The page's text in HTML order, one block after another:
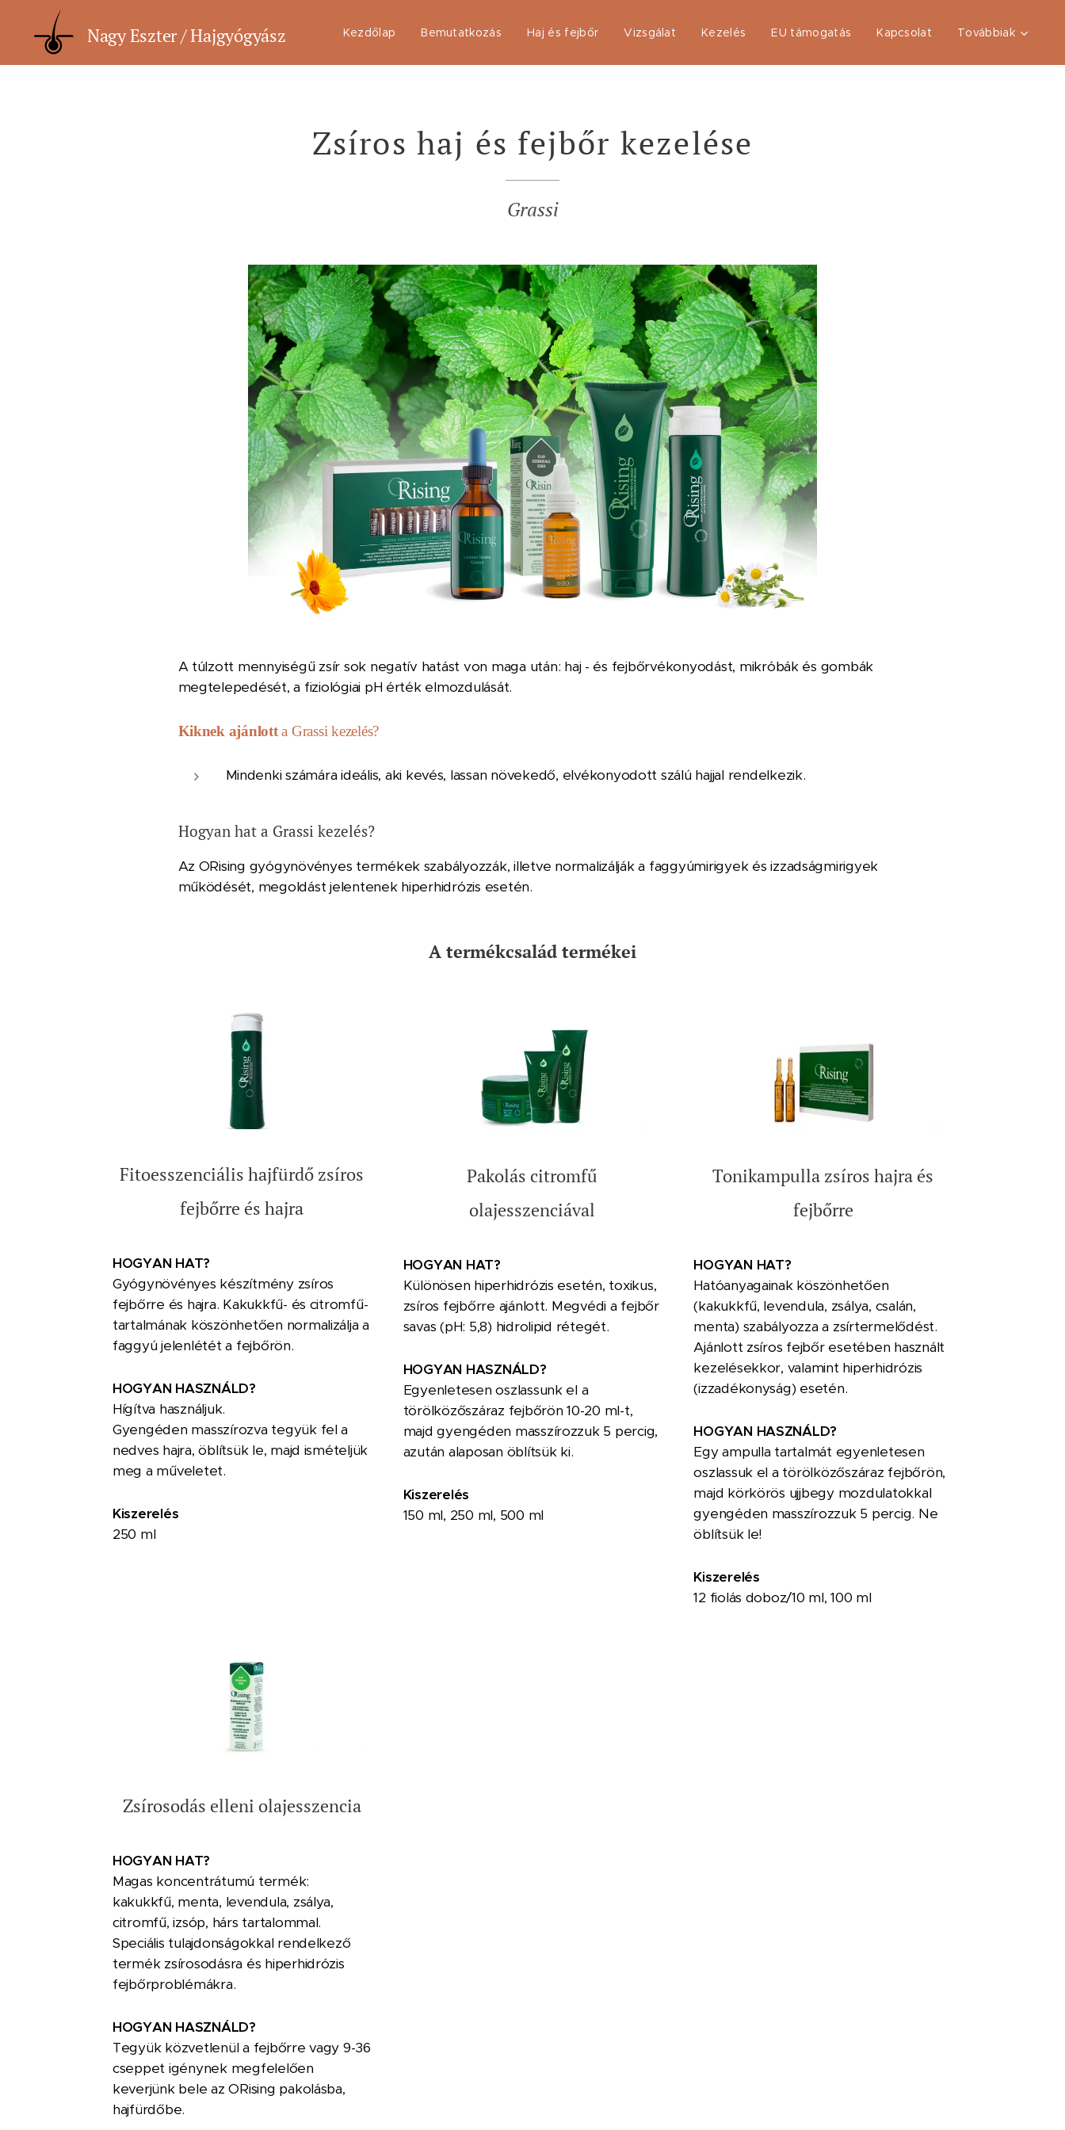
Nagy Eszter / Hajgyógyász Kezdőlap Bemutatkozás Haj és fejbőr Vizsgálat Kezelés EU támogatás Kapcsolat Továbbiak
Zsíros haj és fejbőr kezelése
Grassi
A túlzott mennyiségű zsír sok negatív hatást von maga után: haj - és fejbőrvékonyodást, mikróbák és gombák
megtelepedését, a fiziológiai pH érték elmozdulását.
Kiknek ajánlotta Grassi kezelés?
Mindenki számára ideális, aki kevés, lassan növekedő, elvékonyodott szálú hajjal rendelkezik.
Hogyan hat a Grassi kezelés?
Az ORising gyógynövényes termékek szabályozzák, illetve normalizálják a faggyúmirigyek és izzadságmirigyek
működését, megoldást jelentenek hiperhidrózis esetén.
A termékcsalád termékei
Fitoesszenciális hajfürdő zsíros
fejbőrre és hajra
HOGYAN HAT?
Gyógynövényes készítmény zsíros
fejbőrre és hajra. Kakukkfű- és citromfű-
tartalmának köszönhetően normalizálja a
faggyú jelenlétét a fejbőrön.
HOGYAN HASZNÁLD?
Hígítva használjuk.
Gyengéden masszírozva tegyük fel a
nedves hajra, öblítsük le, majd ismételjük
meg a műveletet.
Kiszerelés
250 ml
Pakolás citromfű
olajesszenciával
HOGYAN HAT?
Különösen hiperhidrózis esetén, toxikus,
zsíros fejbőrre ajánlott. Megvédi a fejbőr
savas (pH: 5,8) hidrolipid rétegét.
HOGYAN HASZNÁLD?
Egyenletesen oszlassunk el a
törölközőszáraz fejbőrön 10-20 ml-t,
majd gyengéden masszírozzuk 5 percig,
azután alaposan öblítsük ki.
Kiszerelés
150 ml, 250 ml, 500 ml
Tonikampulla zsíros hajra és
fejbőrre
HOGYAN HAT?
Hatóanyagainak köszönhetően
(kakukkfű, levendula, zsálya, csalán,
menta) szabályozza a zsírtermelődést.
Ajánlott zsíros fejbőr esetében használt
kezelésekkor, valamint hiperhidrózis
(izzadékonyság) esetén.
HOGYAN HASZNÁLD?
Egy ampulla tartalmát egyenletesen
oszlassuk el a törölközőszáraz fejbőrön,
majd körkörös ujjbegy mozdulatokkal
gyengéden masszírozzuk 5 percig. Ne
öblítsük le!
Kiszerelés
12 fiolás doboz/10 ml, 100 ml
Zsírosodás elleni olajesszencia
HOGYAN HAT?
Magas koncentrátumú termék:
kakukkfű, menta, levendula, zsálya,
citromfű, izsóp, hárs tartalommal.
Speciális tulajdonságokkal rendelkező
termék zsírosodásra és hiperhidrózis
fejbőrproblémákra.
HOGYAN HASZNÁLD?
Tegyük közvetlenül a fejbőrre vagy 9-36
cseppet igénynek megfelelően
keverjünk bele az ORising pakolásba,
hajfürdőbe.